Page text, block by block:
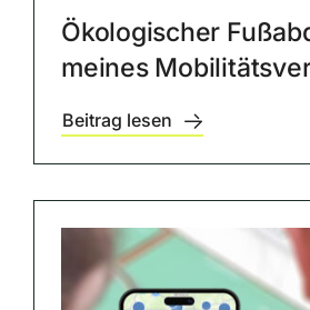
Ökologischer
meines
Beitrag lesen